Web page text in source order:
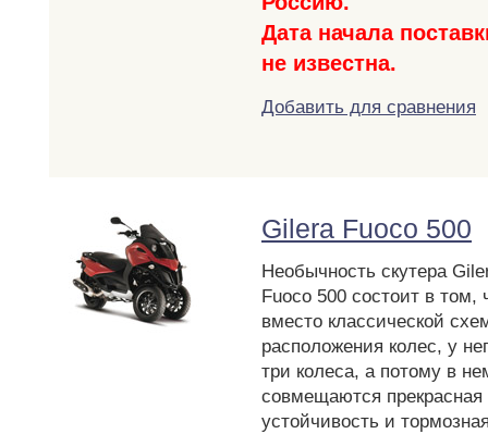
Дата начала
не известна.
Добавить для сравнения
Gilera Fuoco 500
Необычность скутера
Fuoco 500 состоит в том,
вместо классической
расположения колес, у
три колеса, а потому в
совмещаются прекрасная
устойчивость и